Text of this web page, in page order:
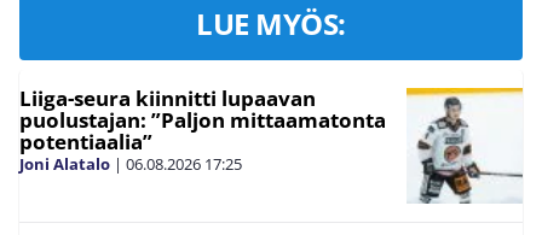
LUE MYÖS:
Liiga-seura kiinnitti lupaavan
puolustajan: ”Paljon mittaamatonta
potentiaalia”
Joni Alatalo | 06.08.2026 17:25